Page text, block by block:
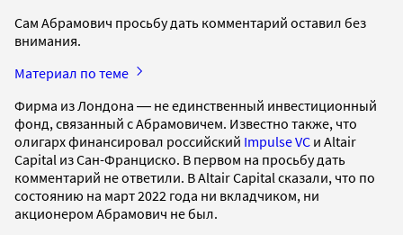
Сам Абрамович просьбу дать комментарий оставил без
внимания.
Материал по теме
Фирма из Лондона ― не единственный инвестиционный
фонд, связанный с Абрамовичем. Известно также, что
олигарх финансировал российский Impulse VC и Altair
Capital из Сан-Франциско. В первом на просьбу дать
комментарий не ответили. В Altair Capital сказали, что по
состоянию на март 2022 года ни вкладчиком, ни
акционером Абрамович не был.